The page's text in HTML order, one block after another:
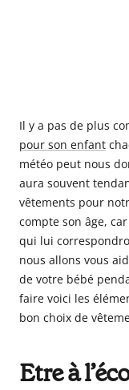
Il y a pas de plus
pour son enfant
météo peut nous
aura souvent
vêtements pour
compte son âge,
qui lui
nous allons vous
de votre bébé
faire voici les
bon choix de
Etre à